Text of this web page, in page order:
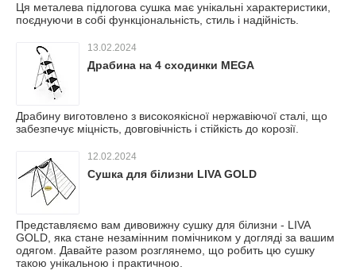
Ця металева підлогова сушка має унікальні характеристики,
поєднуючи в собі функціональність, стиль і надійність.
13.02.2024
Драбина на 4 сходинки MEGA
Драбину виготовлено з високоякісної нержавіючої сталі, що
забезпечує міцність, довговічність і стійкість до корозії.
12.02.2024
Сушка для білизни LIVA GOLD
Представляємо вам дивовижну сушку для білизни - LIVA
GOLD, яка стане незамінним помічником у догляді за вашим
одягом. Давайте разом розглянемо, що робить цю сушку
такою унікальною і практичною.